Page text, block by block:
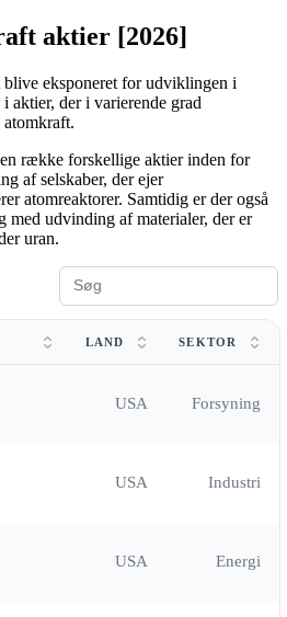
aktier [2026]
blive eksponeret for udviklingen i
aktier, der i varierende grad
række forskellige aktier inden for
af selskaber, der ejer
atomreaktorer. Samtidig er der også
med udvinding af materialer, der er
uran.
LAND SEKTOR
USA Forsyning
USA Industri
USA Energi